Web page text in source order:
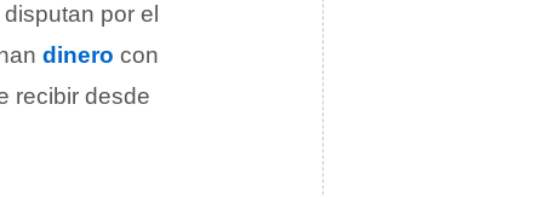
por el
dinero con
recibir desde